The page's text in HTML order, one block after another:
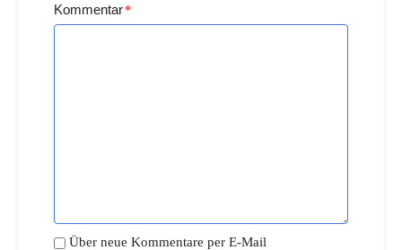
Kommentar*
Über neue Kommentare per E-Mail